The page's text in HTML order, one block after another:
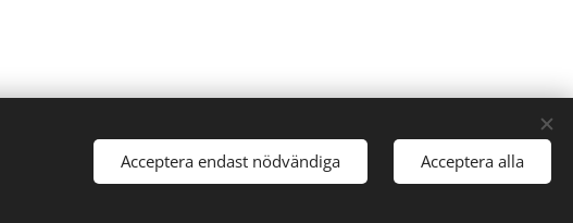
Acceptera endast nödvändiga Acceptera alla